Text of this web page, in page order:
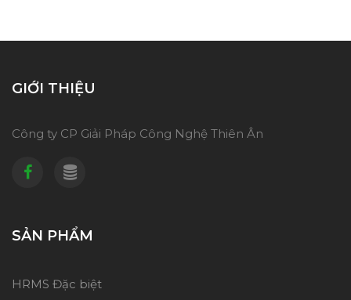
GIỚI THIỆU
Công ty CP Giải Pháp Công Nghệ Thiên Ân
SẢN PHẨM
HRMS Đặc biệt